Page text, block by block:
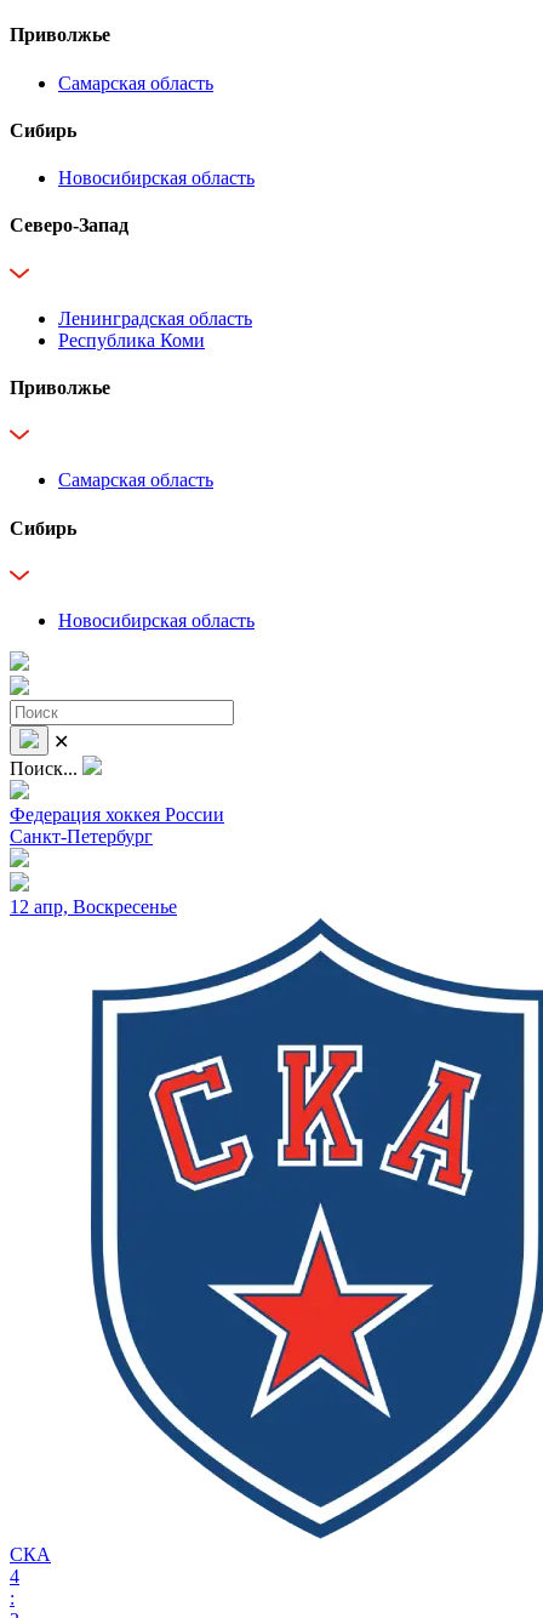
Приволжье
Самарская область
Сибирь
Новосибирская область
Северо-Запад
Ленинградская область
Республика Коми
Приволжье
Самарская область
Сибирь
Новосибирская область
✕
Поиск...
Федерация хоккея России
Санкт-Петербург
12 апр, Воскресенье
СКА
4
: